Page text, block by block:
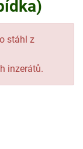
stáhl z
inzerátů.